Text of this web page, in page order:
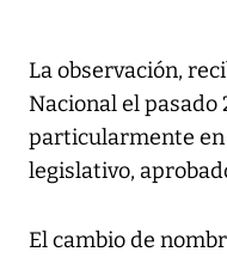
La observación,
Nacional el pasado
particularmente
legislativo,
El cambio de